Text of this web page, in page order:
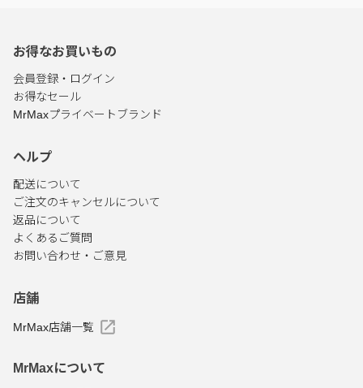
お得なお買いもの
会員登録・ログイン
お得なセール
MrMaxプライベートブランド
ヘルプ
配送について
ご注文のキャンセルについて
返品について
よくあるご質問
お問い合わせ・ご意見
店舗
MrMax店舗一覧
MrMaxについて